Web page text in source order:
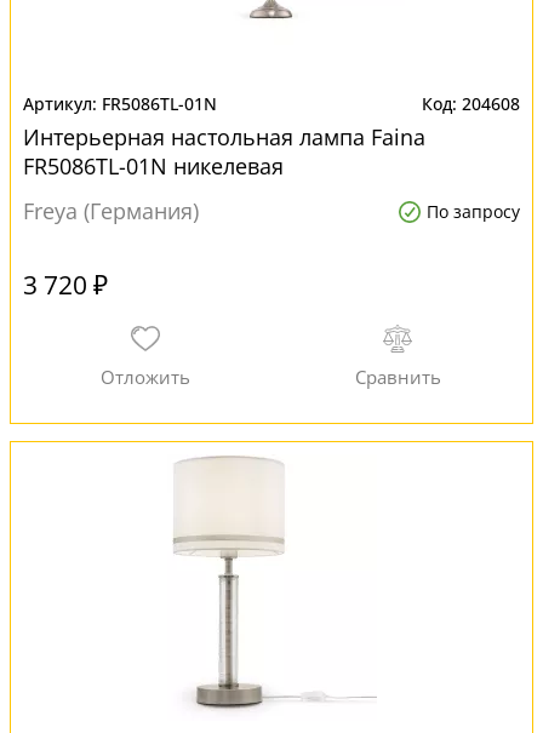
FR5086TL-01N 204608
Интерьерная настольная лампа Faina
FR5086TL-01N никелевая
Freya (Германия)
По запросу
3 720 ₽